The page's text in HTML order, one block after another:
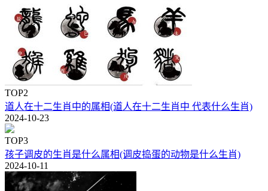
TOP2
道人在十二生肖中的属相(道人在十二生肖中 代表什么生肖)
2024-10-23
TOP3
孩子调皮的生肖是什么属相(调皮捣蛋的动物是什么生肖)
2024-10-11